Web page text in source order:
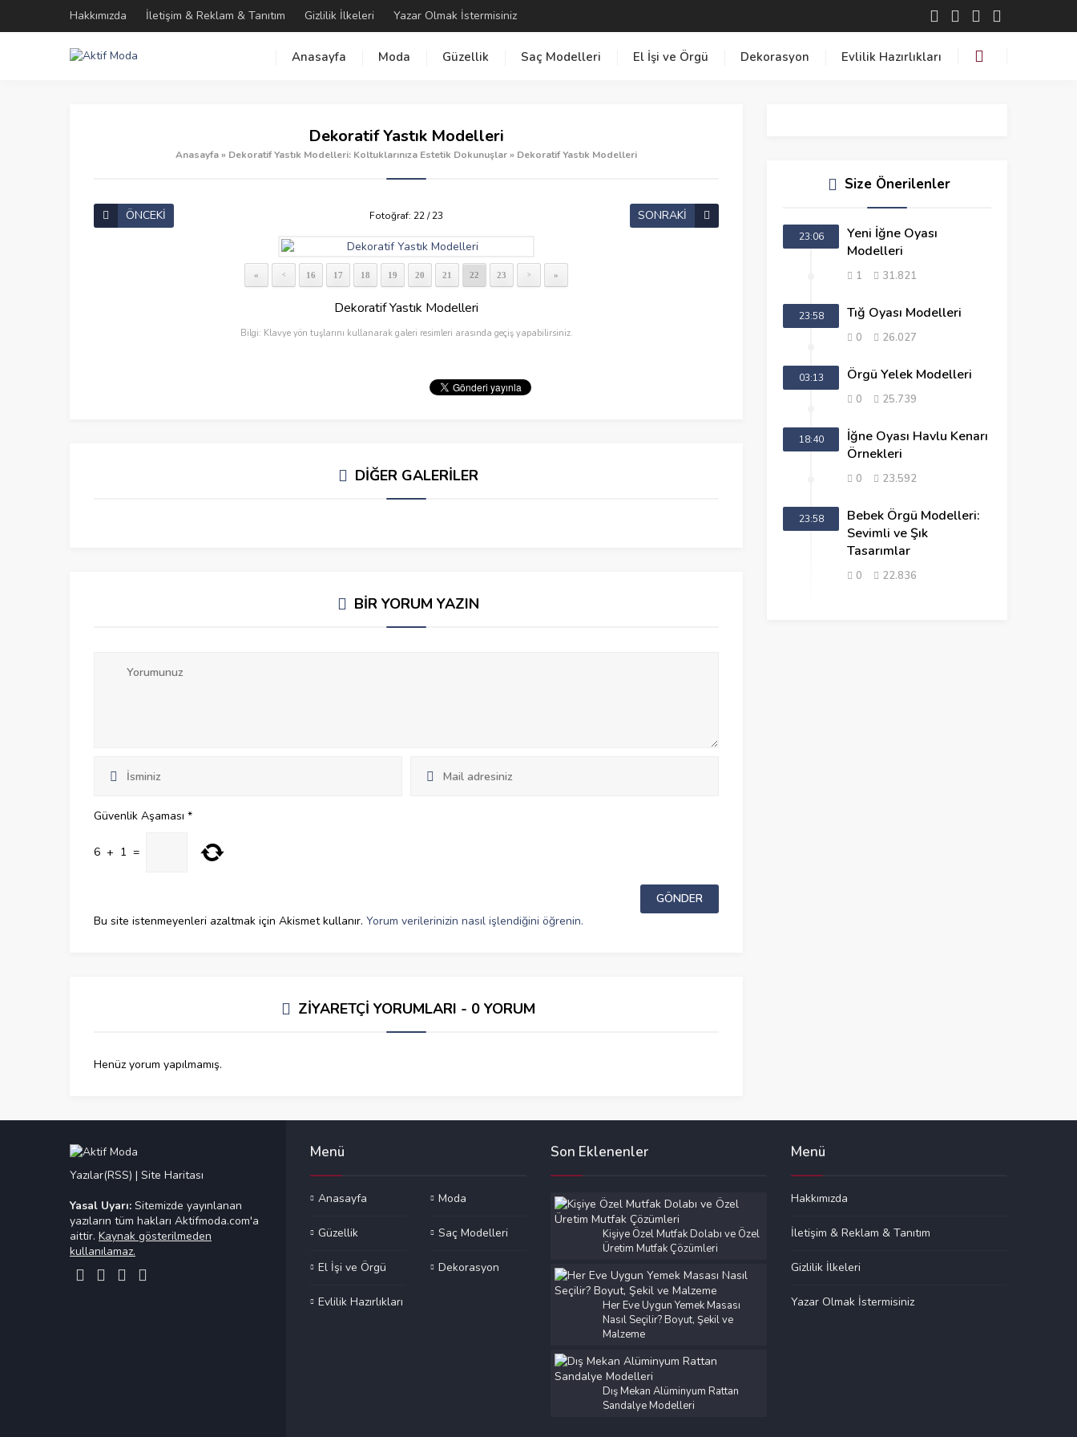
Hakkımızda İletişim & Reklam & Tanıtım Gizlilik İlkeleri Yazar Olmak İstermisiniz
Anasayfa Moda Güzellik Saç Modelleri El İşi ve Örgü Dekorasyon Evlilik Hazırlıkları
Dekoratif Yastık Modelleri
Anasayfa» Dekoratif Yastık Modelleri: Koltuklarınıza Estetik Dokunuşlar» Dekoratif Yastık Modelleri
ÖNCEKİ Fotoğraf: 22 / 23 SONRAKİ
« < 16 17 18 19 20 21 22 23 > »
Dekoratif Yastık Modelleri
Bilgi: Klavye yön tuşlarını kullanarak galeri resimleri arasında geçiş yapabilirsiniz.
DİĞER GALERİLER
BİR YORUM YAZIN
Güvenlik Aşaması *
6 + 1 =
Bu site istenmeyenleri azaltmak için Akismet kullanır. Yorum verilerinizin nasıl işlendiğini öğrenin.
ZİYARETÇİ YORUMLARI - 0 YORUM
Henüz yorum yapılmamış.
Size Önerilenler
23:06
Yeni İğne Oyası
Modelleri
1 31.821
23:58 Tığ Oyası Modelleri
0 26.027
03:13 Örgü Yelek Modelleri
0 25.739
18:40
İğne Oyası Havlu Kenarı
Örnekleri
0 23.592
23:58
Bebek Örgü Modelleri:
Sevimli ve Şık
Tasarımlar
0 22.836
Yazılar(RSS) | Site Haritası
Yasal Uyarı: Sitemizde yayınlanan
yazıların tüm hakları Aktifmoda.com'a
aittir. Kaynak gösterilmeden
kullanılamaz.
Menü
Anasayfa Moda
Güzellik Saç Modelleri
El İşi ve Örgü Dekorasyon
Evlilik Hazırlıkları
Son Eklenenler
Kişiye Özel Mutfak Dolabı ve Özel
Üretim Mutfak Çözümleri
Her Eve Uygun Yemek Masası
Nasıl Seçilir? Boyut, Şekil ve
Malzeme
Dış Mekan Alüminyum Rattan
Sandalye Modelleri
Menü
Hakkımızda
İletişim & Reklam & Tanıtım
Gizlilik İlkeleri
Yazar Olmak İstermisiniz